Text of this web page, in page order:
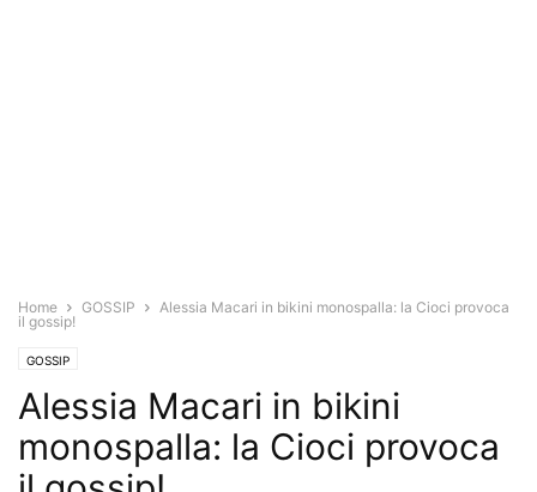
Home GOSSIP
Alessia Macari in bikini monospalla: la Cioci provoca
il gossip!
GOSSIP
Alessia Macari in bikini
monospalla: la Cioci provoca